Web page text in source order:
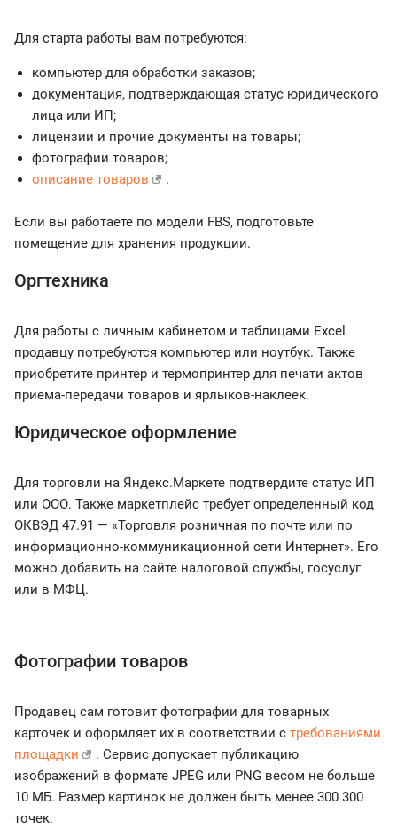
Для старта работы вам потребуются:
компьютер для обработки заказов;
документация, подтверждающая статус юридического
лица или ИП;
лицензии и прочие документы на товары;
фотографии товаров;
описание товаров
.
Если вы работаете по модели FBS, подготовьте
помещение для хранения продукции.
Оргтехника
Для работы с личным кабинетом и таблицами Excel
продавцу потребуются компьютер или ноутбук. Также
приобретите принтер и термопринтер для печати актов
приема-передачи товаров и ярлыков-наклеек.
Юридическое оформление
Для торговли на Яндекс.Маркете подтвердите статус ИП
или ООО. Также маркетплейс требует определенный код
ОКВЭД 47.91 — «Торговля розничная по почте или по
информационно-коммуникационной сети Интернет». Его
можно добавить на сайте налоговой службы, госуслуг
или в МФЦ.
Фотографии товаров
Продавец сам готовит фотографии для товарных
карточек и оформляет их в соответствии с требованиями
площадки
. Сервис допускает публикацию
изображений в формате JPEG или PNG весом не больше
10 МБ. Размер картинок не должен быть менее 300 300
точек.